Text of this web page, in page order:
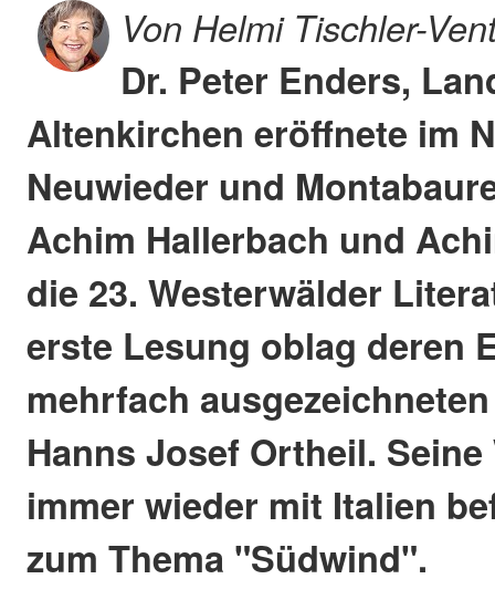
Von Helmi Tischler-
Dr. Peter Enders,
Altenkirchen eröffnete im
Neuwieder und
Achim Hallerbach und
die 23. Westerwälder
erste Lesung oblag deren
mehrfach
Hanns Josef Ortheil.
immer wieder mit Italien
zum Thema "Südwind".